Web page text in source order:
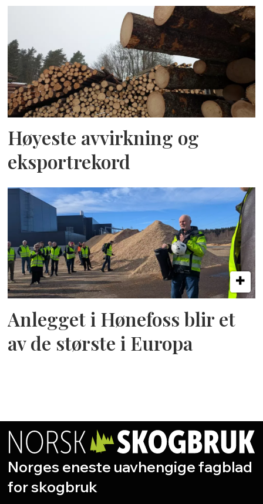
Høyeste avvirkning og
eksportrekord
Anlegget i Hønefoss blir et
av de største i Europa
Norges eneste uavhengige fagblad
for skogbruk